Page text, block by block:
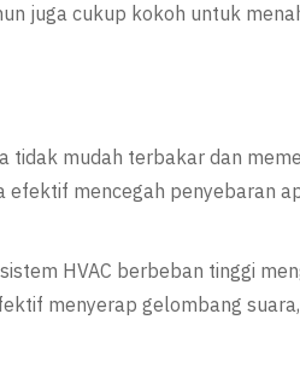
juga cukup kokoh untuk
tidak mudah terbakar dan
efektif mencegah penyebaran
HVAC berbeban tinggi
menyerap gelombang